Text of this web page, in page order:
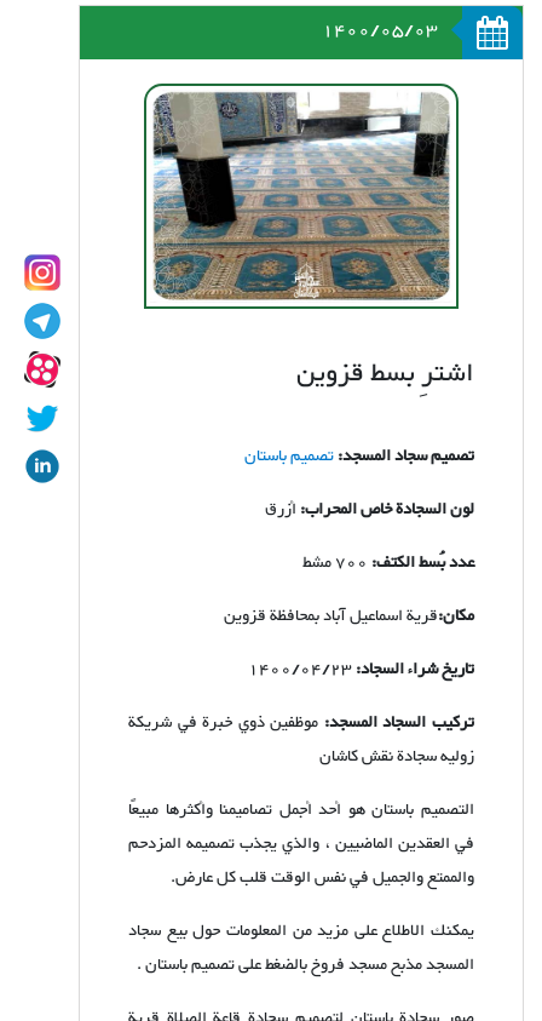
1400/05/03
اشترِ بسط قزوين
تصمیم سجاد المسجد:تصمیم باستان
لون السجادة خاص المحراب:أزرق
عدد بُسط الكتف: 700 مشط
مكان:قرية اسماعيل آباد بمحافظة قزوين
تاريخ شراء السجاد:1400/04/23
تركيب السجاد المسجد: موظفين ذوي خبرة في شریكة
زولیه سجادة نقش كاشان
التصميم باستان هو أحد أجمل تصاميمنا وأكثرها مبيعًا
في العقدين الماضيين ، والذي يجذب تصميمه المزدحم
والممتع والجميل في نفس الوقت قلب كل عارض.
يمكنك الاطلاع على مزيد من المعلومات حول بيع سجاد
المسجد مذبح مسجد فروخ بالضغط على تصمیم باستان .